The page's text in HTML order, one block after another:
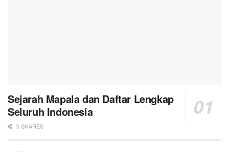
Sejarah Mapala dan Daftar Lengkap
Seluruh Indonesia
0 SHARES